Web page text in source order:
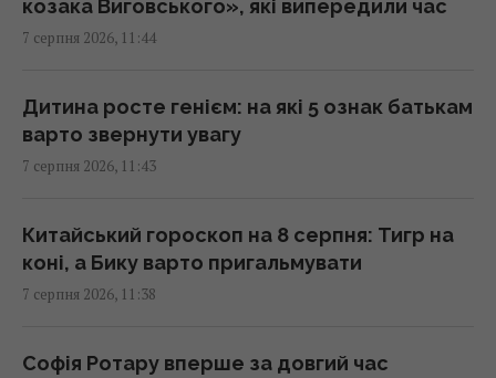
"народний" смартфон Samsung показали у
всіх кольорах
11:40 п'ятниця, 07 серпня 2026
Понад третина поляків невдоволена
реакцією влади на інцидент з російською
ракетою, – опитування
козака Виговського», які випередили час
7 серпня 2026, 11:44
Дитина росте генієм: на які 5 ознак батькам
варто звернути увагу
7 серпня 2026, 11:43
Китайський гороскоп на 8 серпня: Тигр на
коні, а Бику варто пригальмувати
7 серпня 2026, 11:38
Софія Ротару вперше за довгий час